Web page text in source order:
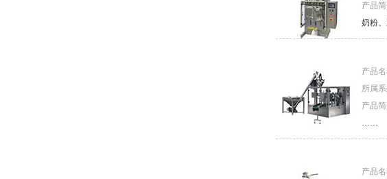
产品简
奶粉
产品名
所属系
产品简
……
产品名